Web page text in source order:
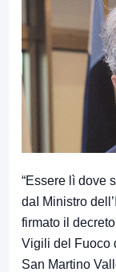
“Essere lì dove
daI Ministro
firmato il
Vigili del Fuoco
San Martino